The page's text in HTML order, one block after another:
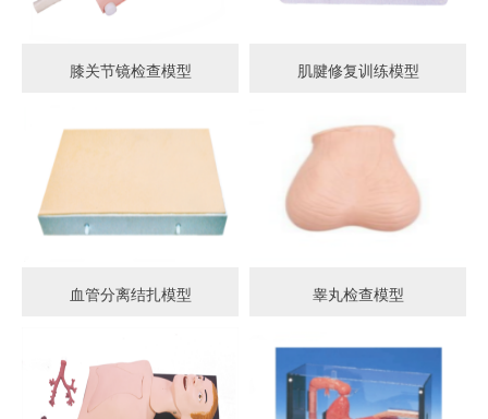
膝关节镜检查模型 肌腱修复训练模型
血管分离结扎模型 睾丸检查模型